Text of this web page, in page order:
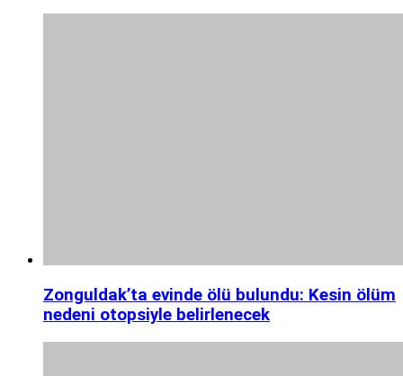
Zonguldak’ta evinde ölü bulundu: Kesin ölüm
nedeni otopsiyle belirlenecek